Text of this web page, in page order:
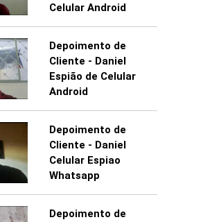
Celular Android
Depoimento de
Cliente - Daniel
Espião de Celular
Android
Depoimento de
Cliente - Daniel
Celular Espiao
Whatsapp
Depoimento de